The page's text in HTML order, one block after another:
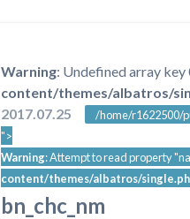
Warning: Undefined array key
content/themes/albatros/
2017.07.25
/home/r1622500/
">
Warning: Attempt to read property
content/themes/albatros/
bn_chc_nm